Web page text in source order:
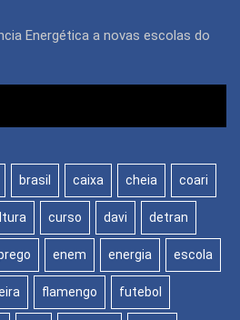
Energética a novas escolas do
brasil caixa cheia coari
curso davi detran
enem energia escola
flamengo futebol